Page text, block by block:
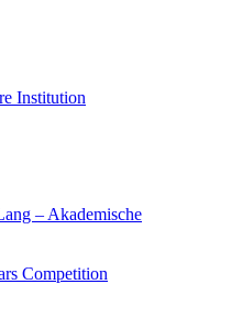
Institution
– Akademische
Competition